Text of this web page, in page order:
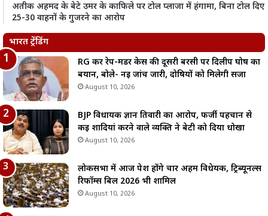
अतीक अहमद के बेटे उमर के काफिले पर टोल प्लाजा में हंगामा, बिना टोल दिए
25-30 वाहनों के गुजरने का आरोप
भारत ट्रेंडिंग
RG कर रेप-मर्डर केस की दूसरी बरसी पर दिलीप घोष का
बयान, बोले- नई जांच जारी, दोषियों को मिलेगी सजा
August 10, 2026
BJP विधायक ज्ञान तिवारी का आरोप, फर्जी पहचान से
कई शादियां करने वाले व्यक्ति ने बेटी को दिया धोखा
August 10, 2026
लोकसभा में आज पेश होंगे चार अहम विधेयक, ट्रिब्यूनल्स
रिफॉर्म्स बिल 2026 भी शामिल
August 10, 2026